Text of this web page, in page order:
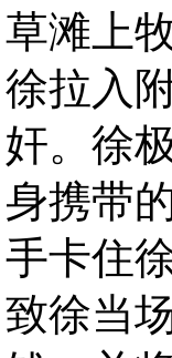
草滩上
徐拉入
奸。徐
身携带
手卡住
致徐当